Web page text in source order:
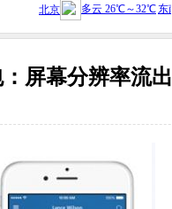
屏幕分辨率流出